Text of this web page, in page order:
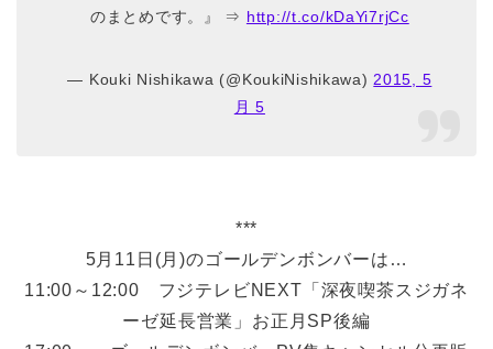
のまとめです。』 ⇒ http://t.co/kDaYi7rjCc
— Kouki Nishikawa (@KoukiNishikawa) 2015, 5
月 5
***
5月11日(月)のゴールデンボンバーは…
11:00～12:00 フジテレビNEXT「深夜喫茶スジガネ
ーゼ延長営業」お正月SP後編